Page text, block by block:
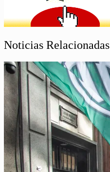
Noticias Relacionadas